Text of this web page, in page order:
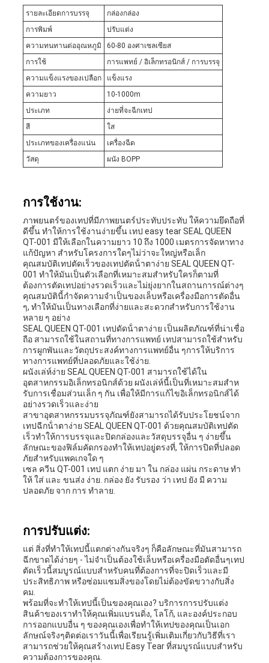
รายละเอียดการบรรจุ
กล่องกล่อง
การพิมพ์
ปรับแต่ง
ความทนทานต่ออุณหภูมิ
60-80 องศาเซลเซียส
การใช้
การแพทย์ / อิเล็กทรอนิกส์ / การบรรจุ
ความแข็งแรงของเปลือก
แข็งแรง
ความยาว
10-1000m
ประเภท
ง่ายที่จะฉีกเทป
สี
ใส
ประเภทของเครื่องแน่น
เครื่องฉีด
วัสดุ
ผนัง BOPP
การใช้งาน:
ภาพยนตร์ของเทปที่มีภาพยนตร์ประทับประทับ ให้ความยึดถือที่
ดีขึ้น ทําให้การใช้งานง่ายขึ้น เทป easy tear SEAL QUEEN
QT-001 มีให้เลือกในความยาว 10 ถึง 1000 เมตรการจัดหาทาง
แก้ปัญหา สําหรับโครงการใดๆไม่ว่าจะใหญ่หรือเล็ก
คุณสมบัติเทปตัดเร็วของเทปตัดน้ําตาง่าย SEAL QUEEN QT-
001 ทําให้มันเป็นตัวเลือกที่เหมาะสมสําหรับใครก็ตามที่
ต้องการตัดเทปอย่างรวดเร็วและไม่ยุ่งยากในสถานการณ์ต่างๆ
คุณสมบัตินี้กําจัดความจําเป็นของเล็บหรือเครื่องมือการตัดอื่น
ๆ, ทําให้มันเป็นทางเลือกที่ง่ายและสะดวกสําหรับการใช้งาน
หลาย ๆ อย่าง
SEAL QUEEN QT-001 เทปดัดน้ําตาง่าย เป็นผลิตภัณฑ์ที่น่าเชื่อ
ถือ สามารถใช้ในสถานที่ทางการแพทย์ เทปสามารถใช้สําหรับ
การผูกพันและวัตถุประสงค์ทางการแพทย์อื่น ๆการให้บริการ
ทางการแพทย์ที่ปลอดภัยและใช้ง่าย.
ผนังเล่ห์ง่าย SEAL QUEEN QT-001 สามารถใช้ได้ใน
อุตสาหกรรมอิเล็กทรอนิกส์ด้วย ผนังเล่ห์นี้เป็นที่เหมาะสมสําห
รับการเชื่อมส่วนเล็ก ๆ กัน เพื่อให้มีการแก้ไขอิเล็กทรอนิกส์ได้
อย่างรวดเร็วและง่าย
สาขาอุตสาหกรรมบรรจุภัณฑ์ยังสามารถได้รับประโยชน์จาก
เทปฉีกน้ําตาง่าย SEAL QUEEN QT-001 ด้วยคุณสมบัติเทปตัด
เร็วทําให้การบรรจุและปิดกล่องและวัสดุบรรจุอื่น ๆ ง่ายขึ้น
ลักษณะของฟิล์มคัดกรองทําให้เทปอยู่ตรงที่, ให้การปิดที่ปลอด
ภัยสําหรับแพคเกจใด ๆ
เซล ควีน QT-001 เทป แตก ง่าย มา ใน กล่อง แผ่น กระดาษ ทํา
ให้ ใส่ และ ขนส่ง ง่าย. กล่อง ยัง รับรอง ว่า เทป ยัง มี ความ
ปลอดภัย จาก การ ทําลาย.
การปรับแต่ง:
แต่ สิ่งที่ทําให้เทปนี้แตกต่างกันจริงๆ ก็คือลักษณะที่มันสามารถ
ฉีกขาดได้ง่ายๆ - ไม่จําเป็นต้องใช้เล็บหรือเครื่องมือตัดอื่นๆเทป
ตัดเร็วนี้สมบูรณ์แบบสําหรับคนที่ต้องการที่จะปิดเร็วและมี
ประสิทธิภาพ หรือซ่อมแซมสิ่งของโดยไม่ต้องขัดขวางกับสิ่ง
คม.
พร้อมที่จะทําให้เทปนี้เป็นของคุณเอง? บริการการปรับแต่ง
สินค้าของเราทําให้คุณเพิ่มแบรนดิ่ง, โลโก้, และองค์ประกอบ
การออกแบบอื่น ๆ ของคุณเองเพื่อทําให้เทปของคุณเป็นเอก
ลักษณ์จริงๆติดต่อเราวันนี้เพื่อเรียนรู้เพิ่มเติมเกี่ยวกับวิธีที่เรา
สามารถช่วยให้คุณสร้างเทป Easy Tear ที่สมบูรณ์แบบสําหรับ
ความต้องการของคุณ.